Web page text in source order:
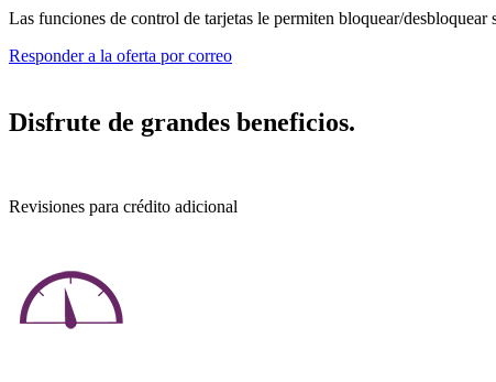
Las funciones de control de tarjetas le permiten bloquear/
Responder a la oferta por correo
Disfrute de grandes beneficios.
Revisiones para crédito adicional